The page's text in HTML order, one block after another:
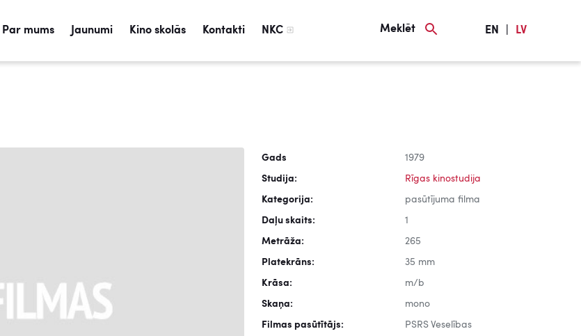
Par mums Jaunumi Kino skolās Kontakti NKC Meklēt EN LV
Gads 1979
Studija: Rīgas kinostudija
Kategorija: pasūtījuma filma
Daļu skaits: 1
Metrāža: 265
Platekrāns: 35 mm
Krāsa: m/b
Skaņa: mono
Filmas pasūtītājs: PSRS Veselības